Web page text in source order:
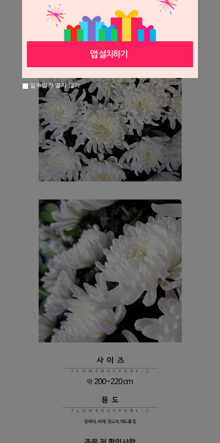
일주일간 열지 않기